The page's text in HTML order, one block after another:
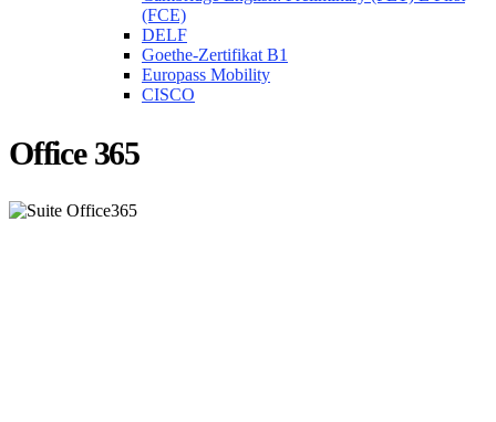
(FCE)
DELF
Goethe-Zertifikat B1
Europass Mobility
CISCO
Office 365